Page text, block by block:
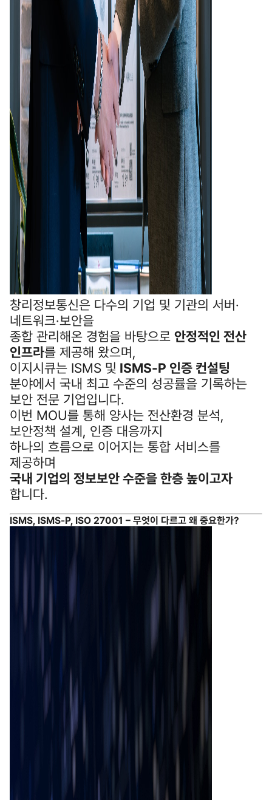
창리정보통신은 다수의 기업 및 기관의 서버·
네트워크·보안을
종합 관리해온 경험을 바탕으로 안정적인 전산
인프라를 제공해 왔으며,
이지시큐는 ISMS 및 ISMS‑P 인증 컨설팅
분야에서 국내 최고 수준의 성공률을 기록하는
보안 전문 기업입니다.
이번 MOU를 통해 양사는 전산환경 분석,
보안정책 설계, 인증 대응까지
하나의 흐름으로 이어지는 통합 서비스를
제공하며
국내 기업의 정보보안 수준을 한층 높이고자
합니다.
ISMS, ISMS‑P, ISO 27001 – 무엇이 다르고 왜 중요한가?